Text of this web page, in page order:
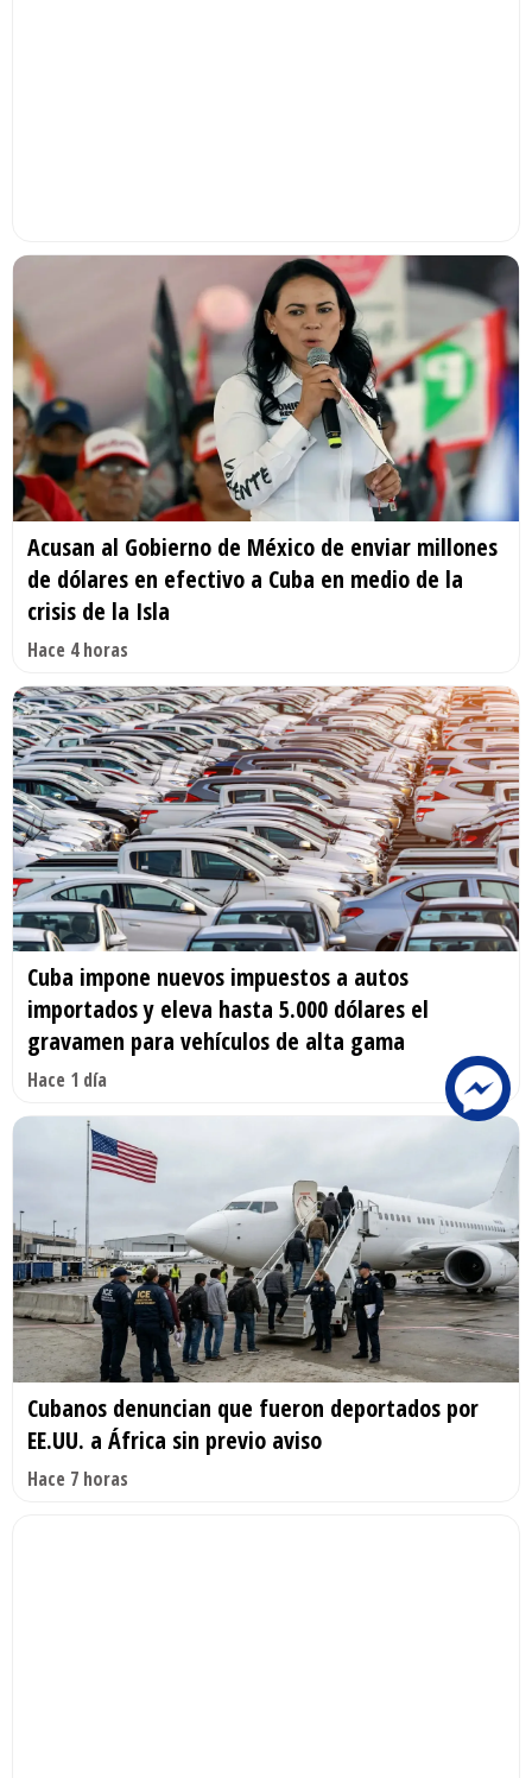
Acusan al Gobierno de México de enviar millones
de dólares en efectivo a Cuba en medio de la
crisis de la Isla
Hace 4 horas
Cuba impone nuevos impuestos a autos
importados y eleva hasta 5.000 dólares el
gravamen para vehículos de alta gama
Hace 1 día
Cubanos denuncian que fueron deportados por
EE.UU. a África sin previo aviso
Hace 7 horas